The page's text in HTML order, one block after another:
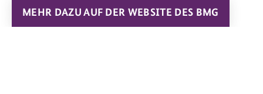
MEHR DAZU AUF DER WEBSITE DES BMG